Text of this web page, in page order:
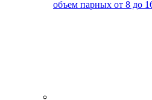
объем парных от 8 до